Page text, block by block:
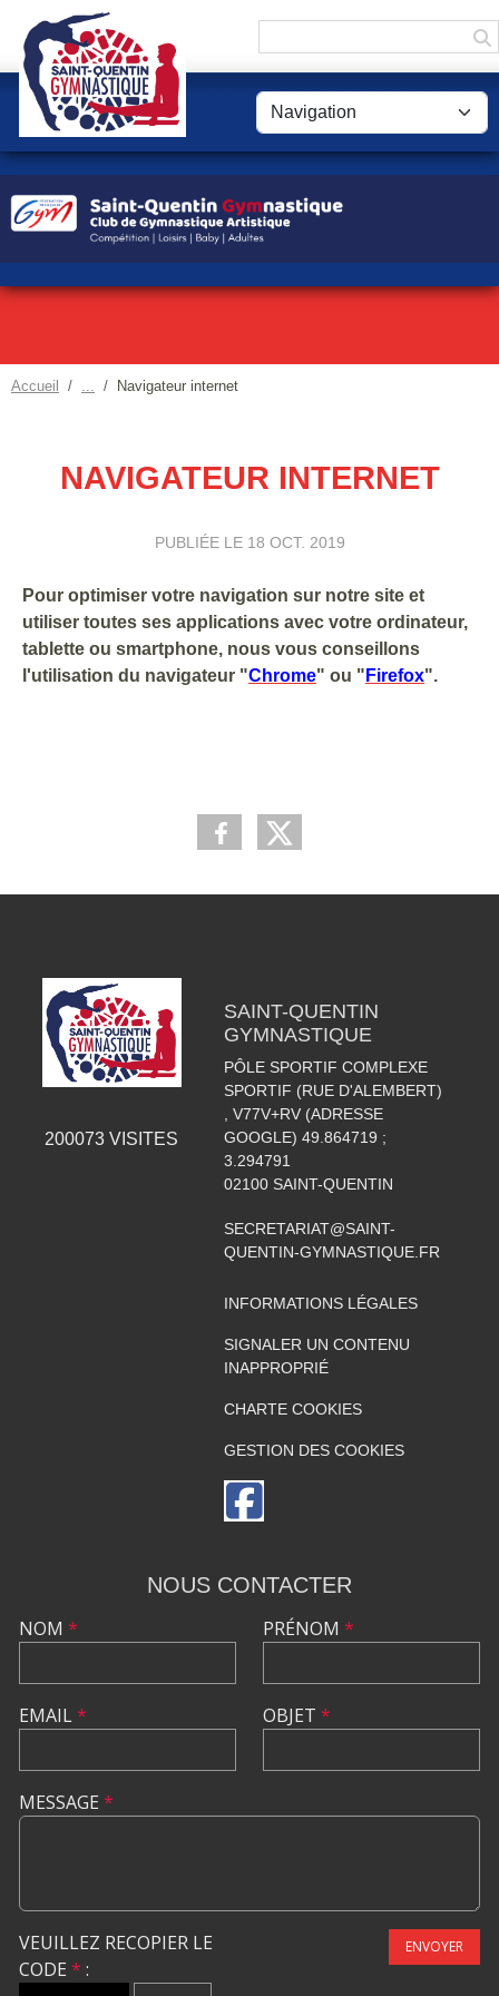
Accueil Navigateur internet
NAVIGATEUR INTERNET
PUBLIÉE LE 18 OCT. 2019
Pour optimiser votre navigation sur notre site et
utiliser toutes ses applications avec votre ordinateur,
tablette ou smartphone, nous vous conseillons
l'utilisation du navigateur "Chrome" ou " Firefox".
200073 VISITES
SAINT-QUENTIN
GYMNASTIQUE
PÔLE SPORTIF COMPLEXE
SPORTIF (RUE D'ALEMBERT)
, V77V+RV (ADRESSE
GOOGLE) 49.864719 ;
3.294791
02100 SAINT-QUENTIN
SECRETARIAT@SAINT-
QUENTIN-GYMNASTIQUE.FR
INFORMATIONS LÉGALES
SIGNALER UN CONTENU
INAPPROPRIÉ
CHARTE COOKIES
GESTION DES COOKIES
NOUS CONTACTER
NOM *
EMAIL*
PRÉNOM *
OBJET *
MESSAGE *
VEUILLEZ RECOPIER LE
CODE * :
ENVOYER
Panneau de gestion des cookies